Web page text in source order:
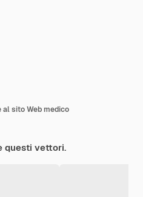
al sito Web medico
questi vettori.